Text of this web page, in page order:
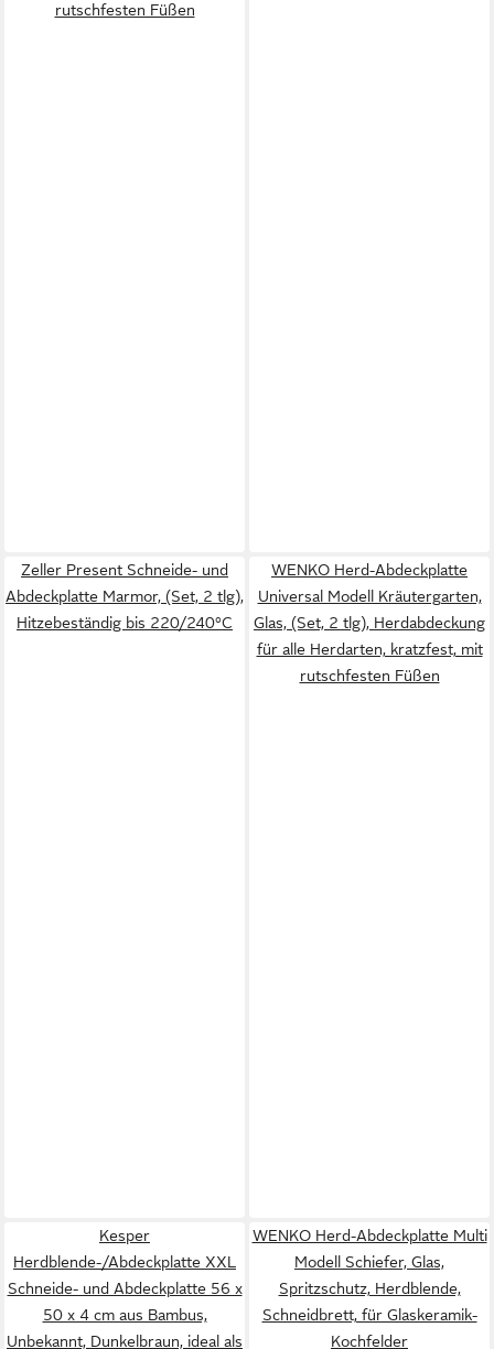
rutschfesten Füßen
Zeller Present Schneide- und
Abdeckplatte Marmor, (Set, 2 tlg),
Hitzebeständig bis 220/240°C
WENKO Herd-Abdeckplatte
Universal Modell Kräutergarten,
Glas, (Set, 2 tlg), Herdabdeckung
für alle Herdarten, kratzfest, mit
rutschfesten Füßen
Kesper
Herdblende-/Abdeckplatte XXL
Schneide- und Abdeckplatte 56 x
50 x 4 cm aus Bambus,
Unbekannt, Dunkelbraun, ideal als
WENKO Herd-Abdeckplatte Multi
Modell Schiefer, Glas,
Spritzschutz, Herdblende,
Schneidbrett, für Glaskeramik-
Kochfelder